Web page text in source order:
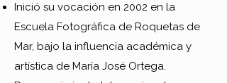
Inició su vocación en 2002 en la
Escuela Fotográfica de Roquetas de
Mar, bajo la influencia académica y
artística de María José Ortega.